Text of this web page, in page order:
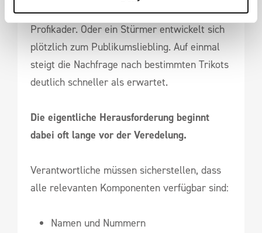
Nachwuchsspieler schafft den Sprung in den
Profikader. Oder ein Stürmer entwickelt sich
plötzlich zum Publikumsliebling. Auf einmal
steigt die Nachfrage nach bestimmten Trikots
deutlich schneller als erwartet.
Die eigentliche Herausforderung beginnt
dabei oft lange vor der Veredelung.
Verantwortliche müssen sicherstellen, dass
alle relevanten Komponenten verfügbar sind:
Namen und Nummern